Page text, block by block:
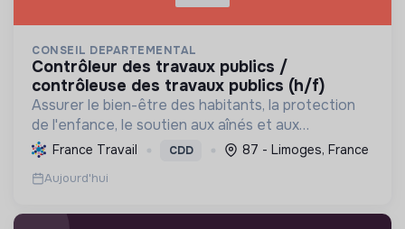
CONSEIL DEPARTEMENTAL
contrôleur des travaux publics /
contrôleuse des travaux publics (h/f)
Assurer le bien-être des habitants, la protection
de l'enfance, le soutien aux aînés et aux
personnes handicapées, gérer les infrastructures
et favoriser le développement durable du
territoire.
France Travail CDD 87 - Limoges, France
Aujourd'hui